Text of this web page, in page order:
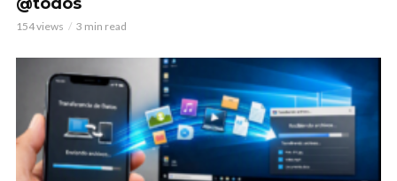
154 views 3 min read